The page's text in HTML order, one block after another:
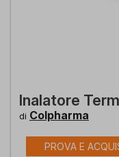
Inalatore
di Colpharma
PROVA E